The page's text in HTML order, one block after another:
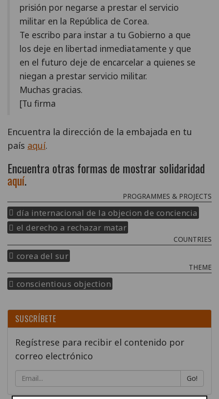
prisión por negarse a prestar el servicio
militar en la República de Corea.
Te escribo para instar a tu Gobierno a que
los deje en libertad inmediatamente y que
en el futuro deje de encarcelar a quienes se
niegan a prestar servicio militar.
Muchas gracias.
[Tu firma
Encuentra la dirección de la embajada en tu
país aquí.
Encuentra otras formas de mostrar solidaridad
aquí.
PROGRAMMES & PROJECTS
día internacional de la objecion de conciencia
el derecho a rechazar matar
COUNTRIES
corea del sur
THEME
conscientious objection
SUSCRÍBETE
Regístrese para recibir el contenido por
correo electrónico
Go!